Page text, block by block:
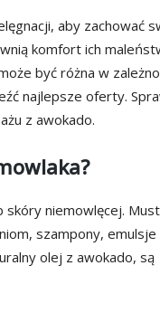
aby zachować
komfort ich
być różna w
najlepsze oferty.
z awokado.
niemowlęcej.
szampony, emulsje
olej z awokado, są